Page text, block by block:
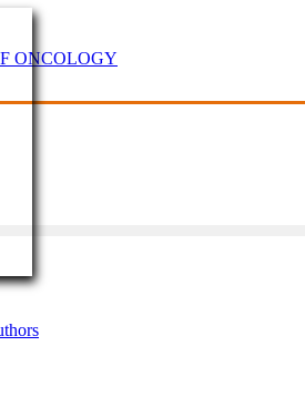
ONCOLOGY